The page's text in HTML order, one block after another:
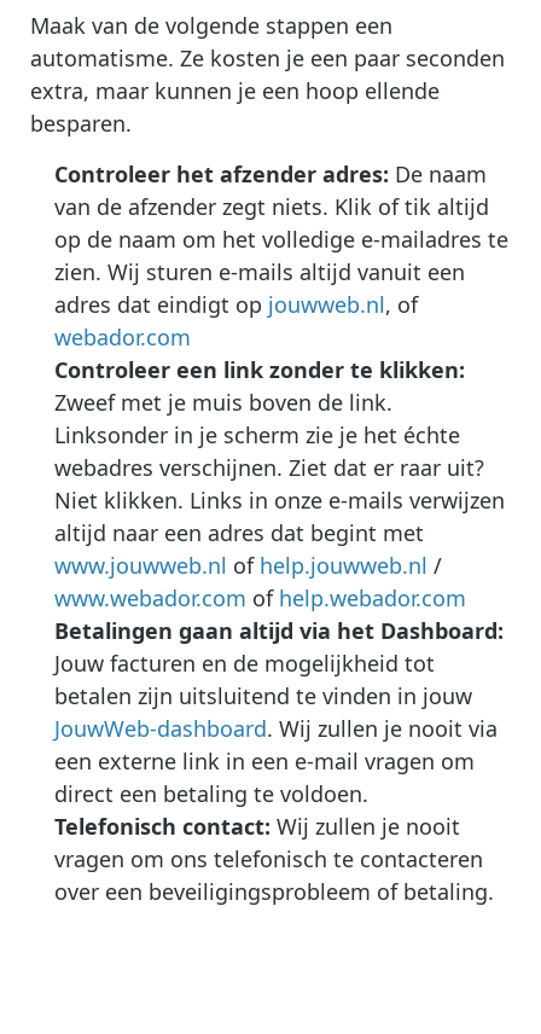
Maak van de volgende stappen een
automatisme. Ze kosten je een paar seconden
extra, maar kunnen je een hoop ellende
besparen.
Controleer het afzender adres: De naam
van de afzender zegt niets. Klik of tik altijd
op de naam om het volledige e-mailadres te
zien. Wij sturen e-mails altijd vanuit een
adres dat eindigt op jouwweb.nl, of
webador.com
Controleer een link zonder te klikken:
Zweef met je muis boven de link.
Linksonder in je scherm zie je het échte
webadres verschijnen. Ziet dat er raar uit?
Niet klikken. Links in onze e-mails verwijzen
altijd naar een adres dat begint met
www.jouwweb.nl of help.jouwweb.nl /
www.webador.com of help.webador.com
Betalingen gaan altijd via het Dashboard:
Jouw facturen en de mogelijkheid tot
betalen zijn uitsluitend te vinden in jouw
JouwWeb-dashboard. Wij zullen je nooit via
een externe link in een e-mail vragen om
direct een betaling te voldoen.
Telefonisch contact: Wij zullen je nooit
vragen om ons telefonisch te contacteren
over een beveiligingsprobleem of betaling.